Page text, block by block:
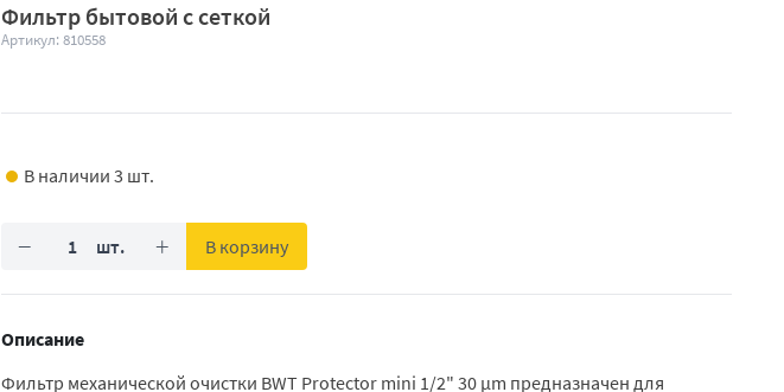
Фильтр бытовой с сеткой
Артикул: 810558
В наличии 3 шт.
− + В корзину
Описание
Фильтр механической очистки BWT Protector mini 1/2" 30 µm предназначен для